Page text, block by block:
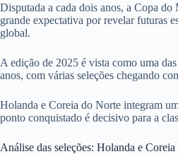
Disputada a cada dois anos, a Copa
grande expectativa por revelar futuras
global.
A edição de 2025 é vista como uma
anos, com várias seleções chegando
Holanda e Coreia do Norte integram
ponto conquistado é decisivo para a
Análise das seleções: Holanda e